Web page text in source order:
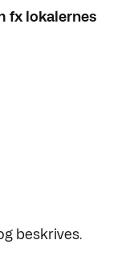
fx lokalernes
beskrives.